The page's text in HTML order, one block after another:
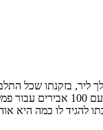
ליר, בזקנתו שכל
לפרוש עם 100
להגיד לו כמה היא